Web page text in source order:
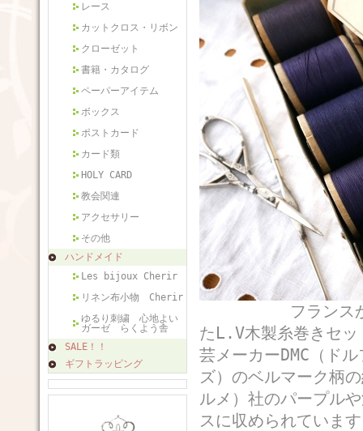
レース
カットクロス・リボン
クローゼット
書籍・カタログ
ペーパーアイテム
ボックス
ポストカード
カード類
HOLY CARD
教会関連
アクセサリー
その他
ハンドメイド
Les bijoux Cherir
リネン布小物 Cherir
ゆるり刺繍 心地よい
ガーゼ らくよう舎
SALE！！
ギフトラッピング
フランスから届
たL.V木製糸巻きセ
芸メーカーDMC（ド
ズ）のベルマーク柄
ルメ）社のパープル
スに収められていま